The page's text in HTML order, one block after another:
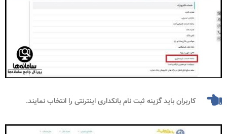
کاربران باید گزینه ثبت نام بانکداری اینترنتی را انتخاب نمایند.